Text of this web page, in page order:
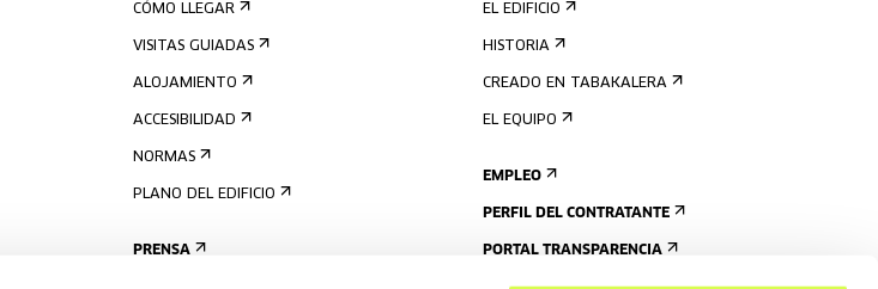
CÓMO LLEGAR
VISITAS GUIADAS
ALOJAMIENTO
ACCESIBILIDAD
NORMAS
PLANO DEL EDIFICIO
PRENSA
EL EDIFICIO
HISTORIA
CREADO EN TABAKALERA
EL EQUIPO
EMPLEO
PERFIL DEL CONTRATANTE
PORTAL TRANSPARENCIA